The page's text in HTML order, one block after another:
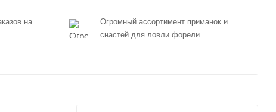
на
Огромный ассортимент приманок и
снастей для ловли форели